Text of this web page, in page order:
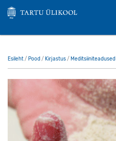
Esileht/ Pood / Kirjastus/ Meditsiiniteadused